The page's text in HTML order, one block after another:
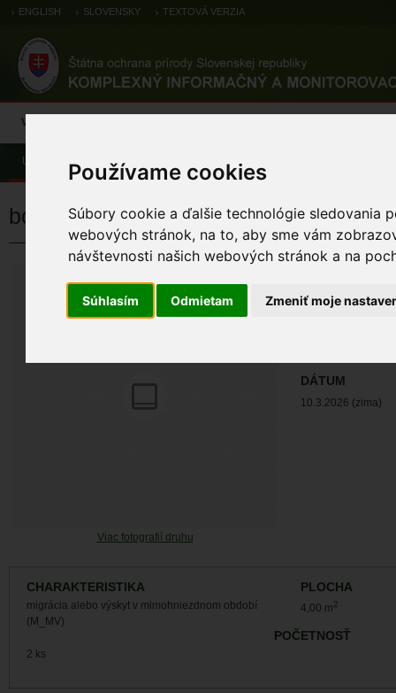
Používame cookies
Súbory cookie a ďalšie technológie sledovania
webových stránok, na to, aby sme vám
návštevnosti našich webových stránok a na
Súhlasím Odmietam Zmeniť moje
ENGLISH SLOVENSKY TEXTOVÁ VERZIA
Výsledky monitoringu
Úvod Pozorovania a výskytové dáta
bocian čierny
Viac fotografií druhu
DÁTUM
10.3.2026 (zima)
CHARAKTERISTIKA
migrácia alebo výskyt v mimohniezdnom období
(M_MV)
PLOCHA
4,00 m2
POČETNOSŤ
2 ks